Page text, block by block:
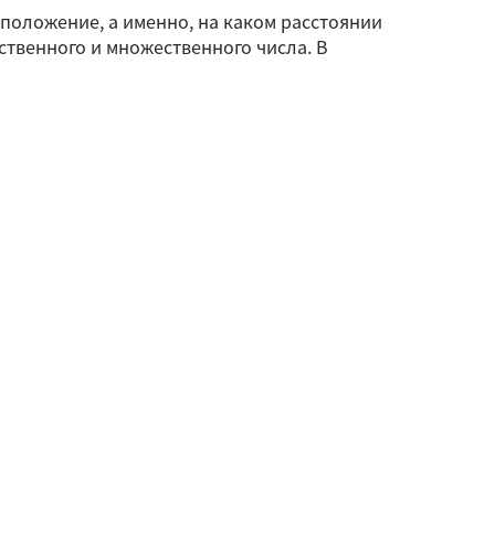
а именно, на каком расстоянии
и множественного числа. В